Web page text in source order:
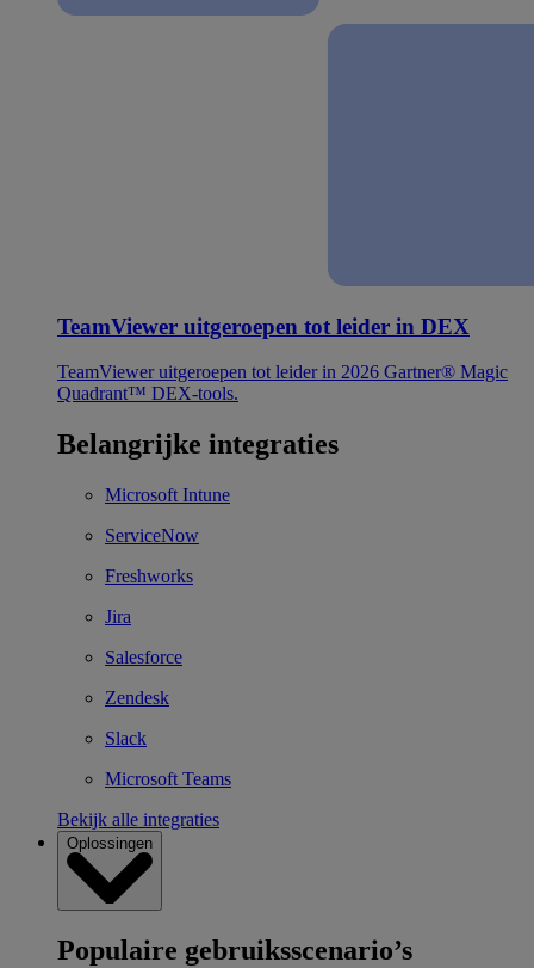
TeamViewer uitgeroepen tot leider in DEX
TeamViewer uitgeroepen tot leider in 2026 Gartner® Magic
Quadrant™ DEX-tools.
Belangrijke integraties
Microsoft Intune
ServiceNow
Freshworks
Jira
Salesforce
Zendesk
Slack
Microsoft Teams
Bekijk alle integraties
Oplossingen
Populaire gebruiksscenario’s